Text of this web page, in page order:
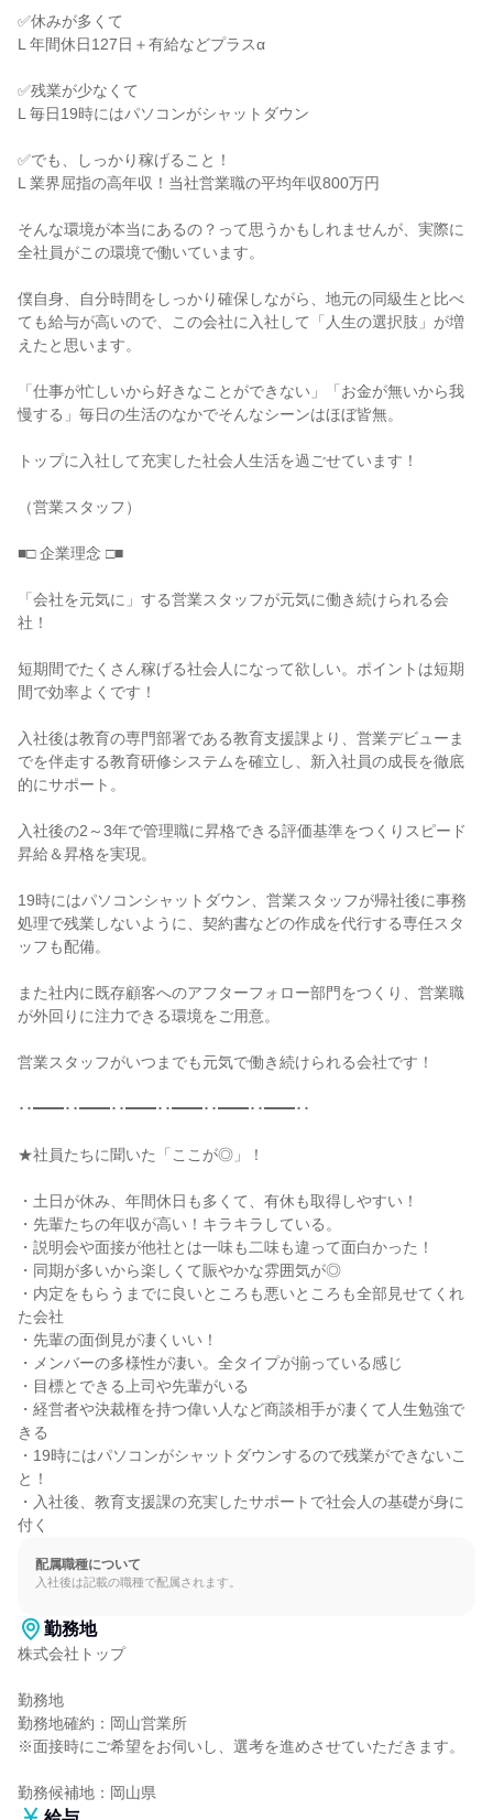
✅休みが多くて
L 年間休日127日＋有給などプラスα
✅残業が少なくて
L 毎日19時にはパソコンがシャットダウン
✅でも、しっかり稼げること！
L 業界屈指の高年収！当社営業職の平均年収800万円
そんな環境が本当にあるの？って思うかもしれませんが、実際に
全社員がこの環境で働いています。
僕自身、自分時間をしっかり確保しながら、地元の同級生と比べ
ても給与が高いので、この会社に入社して「人生の選択肢」が増
えたと思います。
「仕事が忙しいから好きなことができない」「お金が無いから我
慢する」毎日の生活のなかでそんなシーンはほぼ皆無。
トップに入社して充実した社会人生活を過ごせています！
（営業スタッフ）
■□ 企業理念 □■
「会社を元気に」する営業スタッフが元気に働き続けられる会
社！
短期間でたくさん稼げる社会人になって欲しい。ポイントは短期
間で効率よくです！
入社後は教育の専門部署である教育支援課より、営業デビューま
でを伴走する教育研修システムを確立し、新入社員の成長を徹底
的にサポート。
入社後の2～3年で管理職に昇格できる評価基準をつくりスピード
昇給＆昇格を実現。
19時にはパソコンシャットダウン、営業スタッフが帰社後に事務
処理で残業しないように、契約書などの作成を代行する専任スタ
ッフも配備。
また社内に既存顧客へのアフターフォロー部門をつくり、営業職
が外回りに注力できる環境をご用意。
営業スタッフがいつまでも元気で働き続けられる会社です！
･･━━･･━━･･━━･･━━･･━━･･━━･･
★社員たちに聞いた「ここが◎」！
・土日が休み、年間休日も多くて、有休も取得しやすい！
・先輩たちの年収が高い！キラキラしている。
・説明会や面接が他社とは一味も二味も違って面白かった！
・同期が多いから楽しくて賑やかな雰囲気が◎
・内定をもらうまでに良いところも悪いところも全部見せてくれ
た会社
・先輩の面倒見が凄くいい！
・メンバーの多様性が凄い。全タイプが揃っている感じ
・目標とできる上司や先輩がいる
・経営者や決裁権を持つ偉い人など商談相手が凄くて人生勉強で
きる
・19時にはパソコンがシャットダウンするので残業ができないこ
と！
・入社後、教育支援課の充実したサポートで社会人の基礎が身に
付く
配属職種について
入社後は記載の職種で配属されます。
勤務地
株式会社トップ
勤務地
勤務地確約：岡山営業所
※面接時にご希望をお伺いし、選考を進めさせていただきます。
勤務候補地：岡山県